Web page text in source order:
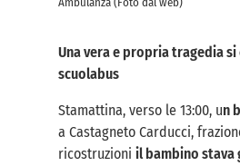
Una vera e propria tragedia
scuolabus
Stamattina, verso le 13:00, un
a Castagneto Carducci,
ricostruzioni il bambino stava